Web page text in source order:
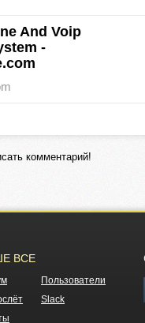
And Voip
-
комментарий!
ВСЕ
Пользователи
Slack